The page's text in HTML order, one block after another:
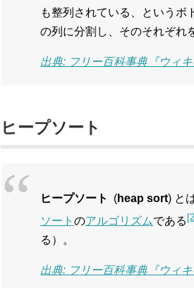
も整列されている、というボ
の列に分割し、そのそれぞれ
出典: フリー百科事典『ウィ
ヒープソート
ヒープソート (heap sort) と
ソート のアルゴリズムである
る）。
出典: フリー百科事典『ウィ